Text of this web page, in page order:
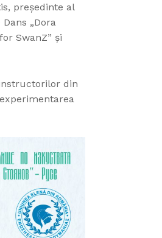
preşedinte al
„Dora
SwanZ” şi
din